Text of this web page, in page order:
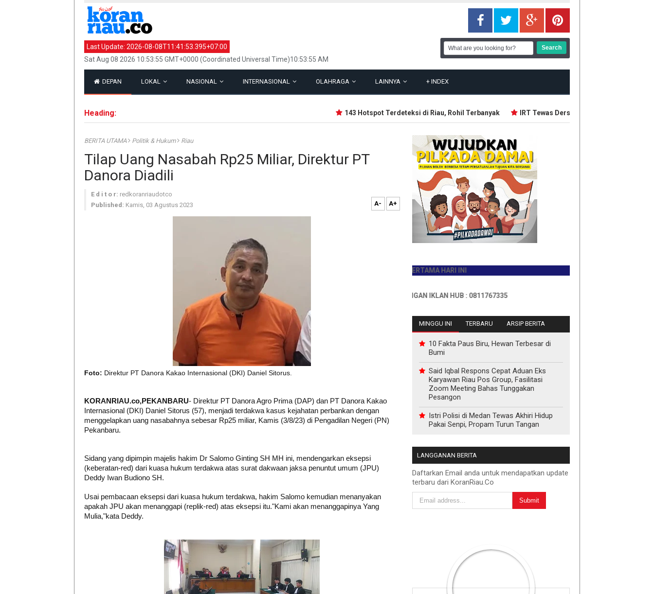
Last Update: 2026-08-08T11:41:53.395+07:00
Sat Aug 08 2026 10:53:55 GMT+0000 (Coordinated Universal Time)10:53:55 AM
DEPAN LOKAL NASIONAL INTERNASIONAL OLAHRAGA LAINNYA + INDEX
Heading: 143 Hotspot Terdeteksi di Riau, Rohil Terbanyak IRT Tewas Dersimbah Darah, Ditebas Mantan
BERITA UTAMA Politik & Hukum Riau
Tilap Uang Nasabah Rp25 Miliar, Direktur PT
Danora Diadili
E d i t o r: redkoranriaudotco
Published: Kamis, 03 Agustus 2023 A- A+
Foto: Direktur PT Danora Kakao Internasional (DKI) Daniel Sitorus.
KORANRIAU.co,PEKANBARU- Direktur PT Danora Agro Prima (DAP) dan PT Danora Kakao
Internasional (DKI) Daniel Sitorus (57), menjadi terdakwa kasus kejahatan perbankan dengan
menggelapkan uang nasabahnya sebesar Rp25 miliar, Kamis (3/8/23) di Pengadilan Negeri (PN)
Pekanbaru.
Sidang yang dipimpin majelis hakim Dr Salomo Ginting SH MH ini, mendengarkan eksepsi
(keberatan-red) dari kuasa hukum terdakwa atas surat dakwaan jaksa penuntut umum (JPU)
Deddy Iwan Budiono SH.
Usai pembacaan eksepsi dari kuasa hukum terdakwa, hakim Salomo kemudian menanyakan
apakah JPU akan menanggapi (replik-red) atas eksepsi itu."Kami akan menanggapinya Yang
Mulia,"kata Deddy.
JADILAH PEMBACA PERTAMA HARI INI
INFO PEMASANGAN IKLAN HUB : 0811767335
MINGGU INI TERBARU ARSIP BERITA
10 Fakta Paus Biru, Hewan Terbesar di
Bumi
Said Iqbal Respons Cepat Aduan Eks
Karyawan Riau Pos Group, Fasilitasi
Zoom Meeting Bahas Tunggakan
Pesangon
Istri Polisi di Medan Tewas Akhiri Hidup
Pakai Senpi, Propam Turun Tangan
LANGGANAN BERITA
Daftarkan Email anda untuk mendapatkan update
terbaru dari KoranRiau.Co